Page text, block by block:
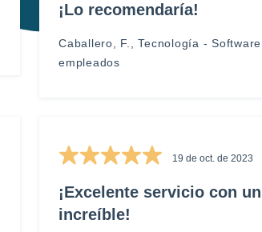
¡Lo recomendaría!
Caballero, F., Tecnología -
empleados
19 de oct. de 2023
¡Excelente servicio con
increíble!